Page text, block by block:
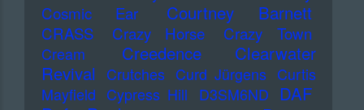
Cosmic Ear
Courtney Barnett
CRASS Crazy Horse Crazy Town
Cream
Creedence Clearwater
Revival
Crutches Curd Jürgens Curtis
Mayfield Cypress Hill D3SM6ND DAF